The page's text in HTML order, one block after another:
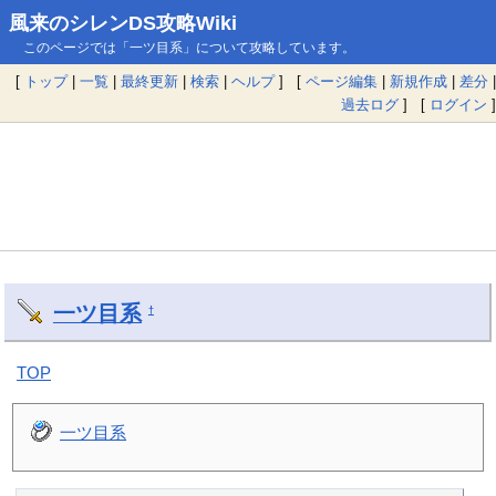
風来のシレンDS攻略Wiki
このページでは「一ツ目系」について攻略しています。
[ トップ| 一覧 | 最終更新 | 検索 | ヘルプ] [ ページ編集 | 新規作成 | 差分 |
過去ログ ] [ ログイン ]
一ツ目系 †
TOP
一ツ目系